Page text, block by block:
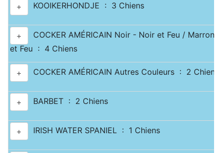
+ KOOIKERHONDJE : 3 Chiens
+
COCKER AMÉRICAIN Noir - Noir et Feu / Marron
et Feu : 4 Chiens
+ COCKER AMÉRICAIN Autres Couleurs : 2 Chiens
+ BARBET : 2 Chiens
+ IRISH WATER SPANIEL : 1 Chiens